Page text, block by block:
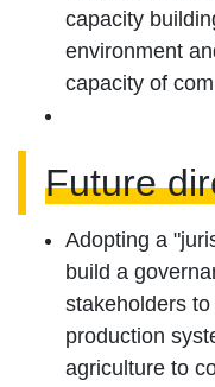
capacity
environment
capacity of
Future
Adopting a
build a
stakeholders
production
agriculture to